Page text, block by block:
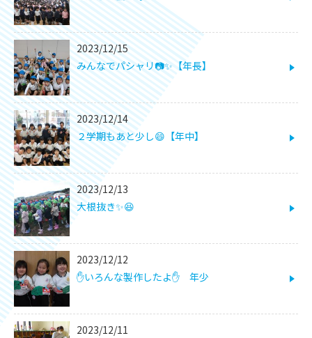
2023/12/15
みんなでパシャリ📷✨【年長】
2023/12/14
２学期もあと少し😄【年中】
2023/12/13
大根抜き✨😆
2023/12/12
✋いろんな製作したよ✋ 年少
2023/12/11